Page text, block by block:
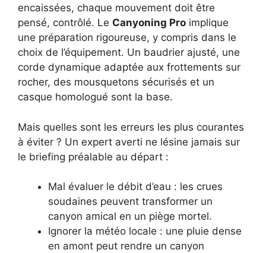
encaissées, chaque mouvement doit être
pensé, contrôlé. Le Canyoning Pro implique
une préparation rigoureuse, y compris dans le
choix de l’équipement. Un baudrier ajusté, une
corde dynamique adaptée aux frottements sur
rocher, des mousquetons sécurisés et un
casque homologué sont la base.
Mais quelles sont les erreurs les plus courantes
à éviter ? Un expert averti ne lésine jamais sur
le briefing préalable au départ :
Mal évaluer le débit d’eau : les crues
soudaines peuvent transformer un
canyon amical en un piège mortel.
Ignorer la météo locale : une pluie dense
en amont peut rendre un canyon